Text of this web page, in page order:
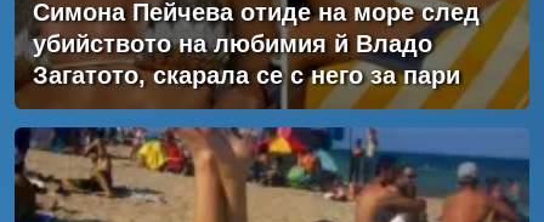
Симона Пейчева отиде на море след
убийството на любимия й Владо
Загатото, скарала се с него за пари